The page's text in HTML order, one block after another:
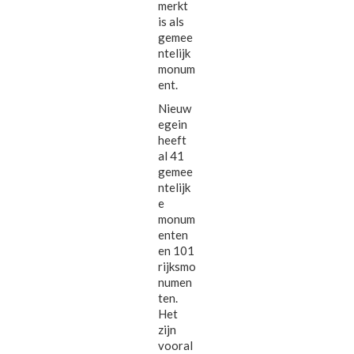
merkt
is als
gemee
ntelijk
monum
ent.
Nieuw
egein
heeft
al 41
gemee
ntelijk
e
monum
enten
en 101
rijksmo
numen
ten.
Het
zijn
vooral